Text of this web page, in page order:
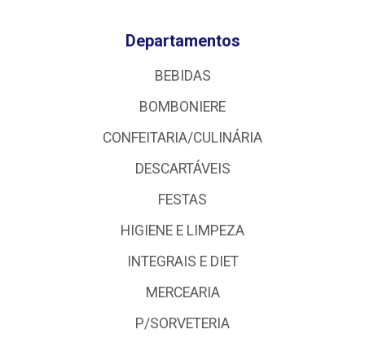
Departamentos
BEBIDAS
BOMBONIERE
CONFEITARIA/CULINÁRIA
DESCARTÁVEIS
FESTAS
HIGIENE E LIMPEZA
INTEGRAIS E DIET
MERCEARIA
P/SORVETERIA